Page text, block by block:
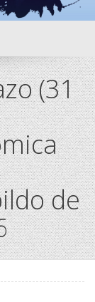
(31
de